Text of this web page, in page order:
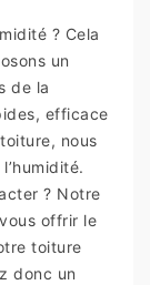
? Cela
un
de la
efficace
nous
? Notre
offrir le
toiture
donc un